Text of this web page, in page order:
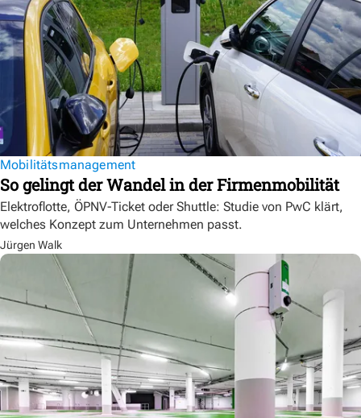
Mobilitätsmanagement
So gelingt der Wandel in der Firmenmobilität
Elektroflotte, ÖPNV-Ticket oder Shuttle: Studie von PwC klärt,
welches Konzept zum Unternehmen passt.
Jürgen Walk